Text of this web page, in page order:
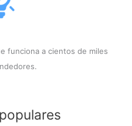
funciona a cientos de miles